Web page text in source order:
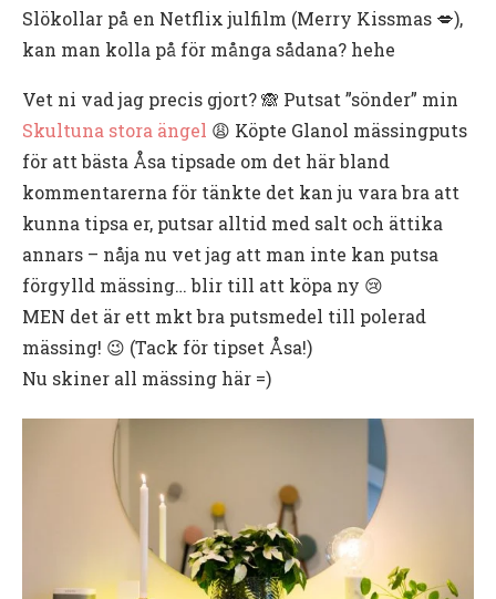
Slökollar på en Netflix julfilm (Merry Kissmas 💋),
kan man kolla på för många sådana? hehe
Vet ni vad jag precis gjort? 🙈 Putsat ”sönder” min
Skultuna stora ängel 😩 Köpte Glanol mässingputs
för att bästa Åsa tipsade om det här bland
kommentarerna för tänkte det kan ju vara bra att
kunna tipsa er, putsar alltid med salt och ättika
annars – nåja nu vet jag att man inte kan putsa
förgylld mässing… blir till att köpa ny 😢
MEN det är ett mkt bra putsmedel till polerad
mässing! 😉 (Tack för tipset Åsa!)
Nu skiner all mässing här =)